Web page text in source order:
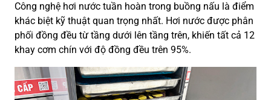
Công nghệ hơi nước tuần hoàn trong buồng nấu là điểm
khác biệt kỹ thuật quan trọng nhất. Hơi nước được phân
phối đồng đều từ tầng dưới lên tầng trên, khiến tất cả 12
khay cơm chín với độ đồng đều trên 95%.